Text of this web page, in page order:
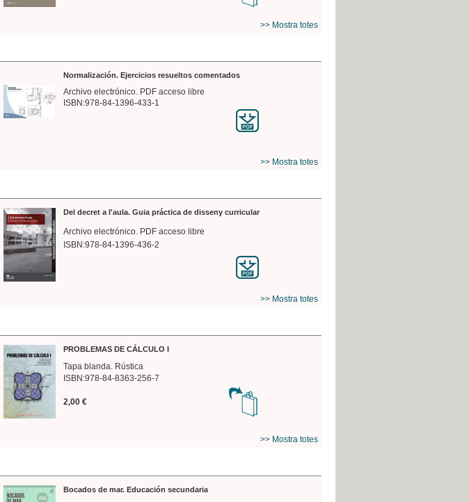
>> Mostra totes
Normalización. Ejercicios resueltos comentados
Archivo electrónico. PDF acceso libre
ISBN:978-84-1396-433-1
>> Mostra totes
Del decret a l'aula. Guia práctica de disseny curricular
Archivo electrónico. PDF acceso libre
ISBN:978-84-1396-436-2
>> Mostra totes
PROBLEMAS DE CÁLCULO I
Tapa blanda. Rústica
ISBN:978-84-8363-256-7
2,00 €
>> Mostra totes
Bocados de mar. Educación secundaria